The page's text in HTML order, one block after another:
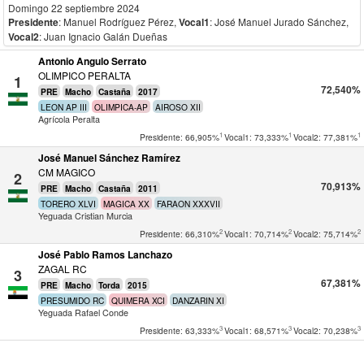
Domingo 22 septiembre 2024
Presidente: Manuel Rodríguez Pérez, Vocal1: José Manuel Jurado Sánchez,
Vocal2: Juan Ignacio Galán Dueñas
1
Antonio Angulo Serrato
OLIMPICO PERALTA
PRE Macho Castaña 2017
LEON AP III OLIMPICA-AP AIROSO XII
Agrícola Peralta
72,540%
Presidente: 66,905%1 Vocal1: 73,333%1 Vocal2: 77,381%1
2
José Manuel Sánchez Ramírez
CM MAGICO
PRE Macho Castaña 2011
TORERO XLVI MAGICA XX
FARAON XXXVII
Yeguada Cristian Murcia
70,913%
Presidente: 66,310%2Vocal1: 70,714%2Vocal2: 75,714%2
3
José Pablo Ramos Lanchazo
ZAGAL RC
PRE Macho Torda 2015
PRESUMIDO RC QUIMERA XCI
DANZARIN XI
Yeguada Rafael Conde
67,381%
Presidente: 63,333%3Vocal1: 68,571%3Vocal2: 70,238%3